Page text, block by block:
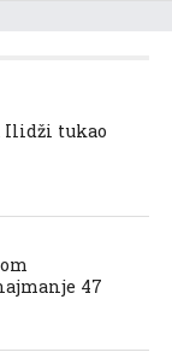
Ilidži tukao
47